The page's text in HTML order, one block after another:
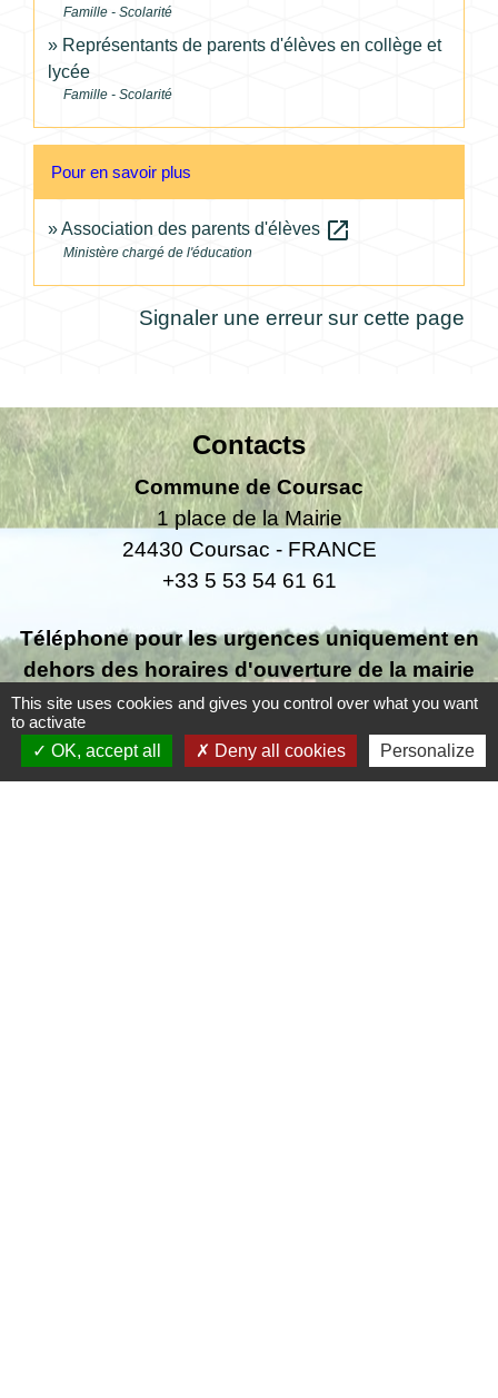
Famille - Scolarité
Représentants de parents d'élèves en collège et
lycée
Famille - Scolarité
Pour en savoir plus
Association des parents d'élèves open_in_new
Ministère chargé de l'éducation
Signaler une erreur sur cette page
Contacts
Commune de Coursac
1 place de la Mairie
24430 Coursac - FRANCE
+33 5 53 54 61 61
Téléphone pour les urgences uniquement en
dehors des horaires d'ouverture de la mairie
06.25.42.48.37
This site uses cookies and gives you control over what you want
to activate
OK, accept all
Deny all cookies Personalize